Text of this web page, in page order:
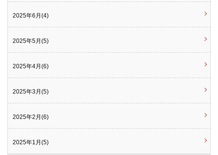
2025年6月(4)
2025年5月(5)
2025年4月(6)
2025年3月(5)
2025年2月(6)
2025年1月(5)